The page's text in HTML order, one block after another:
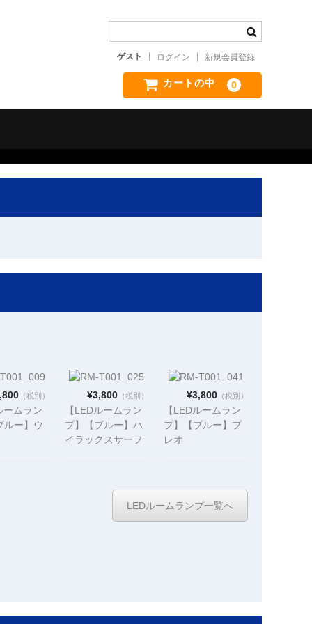
ゲスト ログイン 新規会員登録
カートの中 0
（税別）
ームラン
ルー】ウ
¥3,800 （税別）
【LEDルームラン
プ】【ブルー】ハ
イラックスサーフ
¥3,800（税別）
【LEDルームラン
プ】【ブルー】プ
レオ
LEDルームランプ一覧へ